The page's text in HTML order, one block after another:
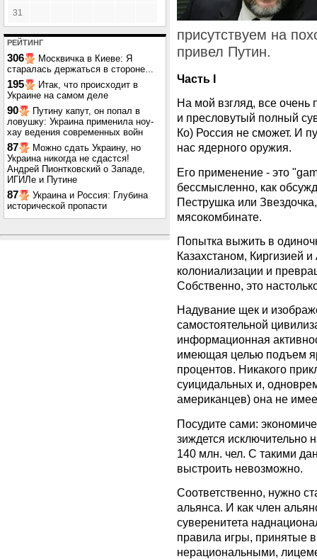
31
РЕЙТИНГ
306
Москвичка в Киеве: Я
старалась держаться в стороне...
195
Итак, что происходит в
Украине на самом деле
90
Путину капут, он попал в
ловушку: Украина применила ноу-
хау ведения современных войн
87
Можно сдать Украину, но
Украина никогда не сдастся!
Андрей Пионтковский о Западе,
ИГИЛе и Путине
87
Украина и Россия: Глубина
исторической пропасти
присутствуем на
привел Путин.
Часть І
На мой взгляд, все очень
и пресловутый полный
Ко) Россия не сможет. И
нас ядерного оружия.
Его применение - это
бессмысленно, как
Пеструшка или
мясокомбинате.
Попытка выжить в
Казахстаном, Киргизией
колониализации и
Собственно, это
Надувание щек и
самостоятельной
информационная
имеющая целью подъем
процентов. Никакого
суицидальных и,
американцев) она не
Посудите сами:
зиждется исключительно
140 млн. чел. С такими
выстроить невозможно.
Соответственно, нужно
альянса. И как член
суверенитета
правила игры, принятые
нерациональными,